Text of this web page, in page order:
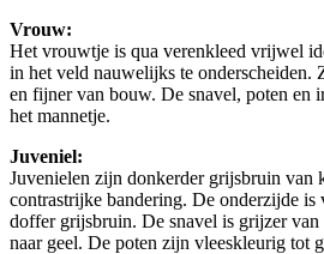
Vrouw:
Het vrouwtje is qua verenkleed vrijwel
in het veld nauwelijks te onderscheiden.
en fijner van bouw. De snavel, poten en
het mannetje.
Juveniel:
Juvenielen zijn donkerder grijsbruin van
contrastrijke bandering. De onderzijde
doffer grijsbruin. De snavel is grijzer van
naar geel. De poten zijn vleeskleurig tot